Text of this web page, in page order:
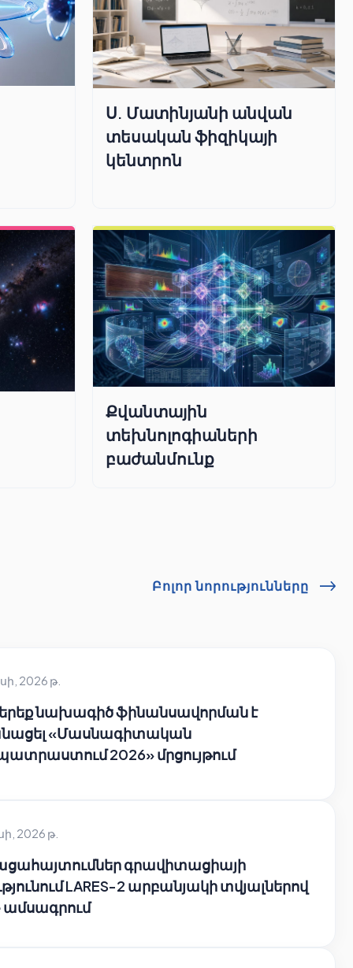
Ս. Մատինյանի անվան
տեսական ֆիզիկայի
կենտրոն
Քվանտային
տեխնոլոգիաների
բաժանմունք
Բոլոր նորությունները
2026 թ.
նախագիծ ֆինանսավորման է
«Մասնագիտական
2026» մրցույթում
2026 թ.
գրավիտացիայի
LARES-2 արբանյակի տվյալներով
ամսագրում